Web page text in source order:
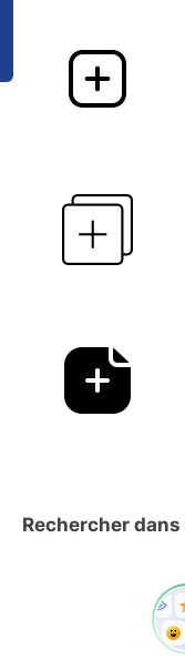
Rechercher